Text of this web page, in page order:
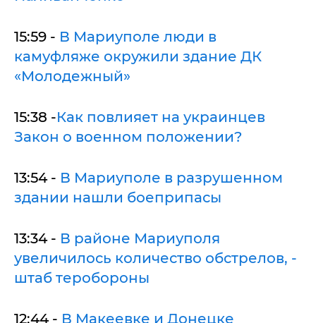
15:59 - В Мариуполе люди в
камуфляже окружили здание ДК
«Молодежный»
15:38 -Как повлияет на украинцев
Закон о военном положении?
13:54 - В Мариуполе в разрушенном
здании нашли боеприпасы
13:34 - В районе Мариуполя
увеличилось количество обстрелов, -
штаб теробороны
12:44 - В Макеевке и Донецке